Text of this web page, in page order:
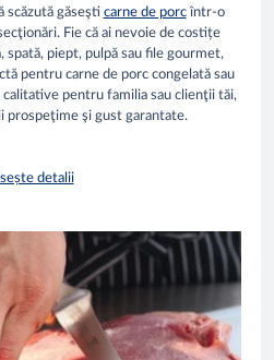
scăzută găseşti carne de porcîntr-o
Fie că ai nevoie de costițe
spată, piept, pulpă sau file gourmet,
pentru carne de porc congelată sau
pentru familia sau clienţii tăi,
prospeţime şi gust garantate.
detalii